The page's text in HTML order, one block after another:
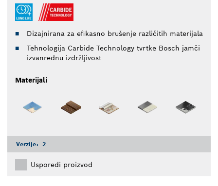
Dizajnirana za efikasno brušenje različitih materijala
Tehnologija Carbide Technology tvrtke Bosch jamči
izvanrednu izdržljivost
Materijali
Verzije: 2
Usporedi proizvod